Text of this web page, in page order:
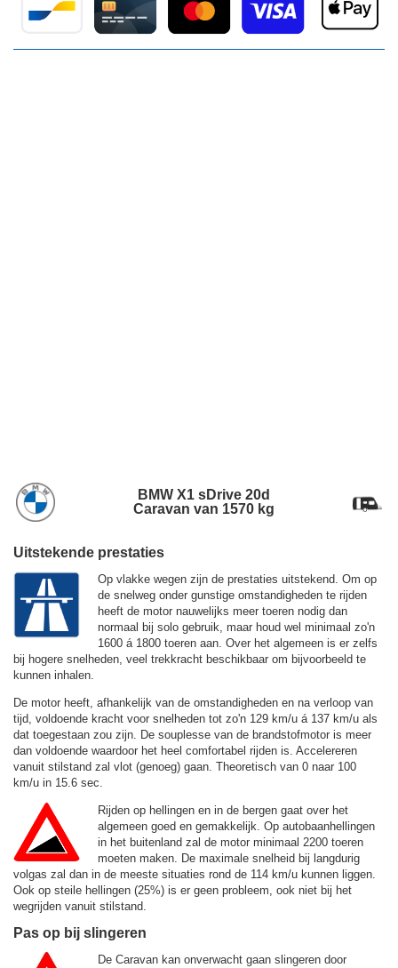
BMW X1 sDrive 20d
Caravan van 1570 kg
Uitstekende prestaties
Op vlakke wegen zijn de prestaties uitstekend. Om op
de snelweg onder gunstige omstandigheden te rijden
heeft de motor nauwelijks meer toeren nodig dan
normaal bij solo gebruik, maar houd wel minimaal zo'n
1600 á 1800 toeren aan. Over het algemeen is er zelfs
bij hogere snelheden, veel trekkracht beschikbaar om bijvoorbeeld te
kunnen inhalen.
De motor heeft, afhankelijk van de omstandigheden en na verloop van
tijd, voldoende kracht voor snelheden tot zo'n 129 km/u á 137 km/u als
dat toegestaan zou zijn. De souplesse van de brandstofmotor is meer
dan voldoende waardoor het heel comfortabel rijden is. Accelereren
vanuit stilstand zal vlot (genoeg) gaan. Theoretisch van 0 naar 100
km/u in 15.6 sec.
Rijden op hellingen en in de bergen gaat over het
algemeen goed en gemakkelijk. Op autobaanhellingen
in het buitenland zal de motor minimaal 2200 toeren
moeten maken. De maximale snelheid bij langdurig
volgas zal dan in de meeste situaties rond de 114 km/u kunnen liggen.
Ook op steile hellingen (25%) is er geen probleem, ook niet bij het
wegrijden vanuit stilstand.
Pas op bij slingeren
De Caravan kan onverwacht gaan slingeren door